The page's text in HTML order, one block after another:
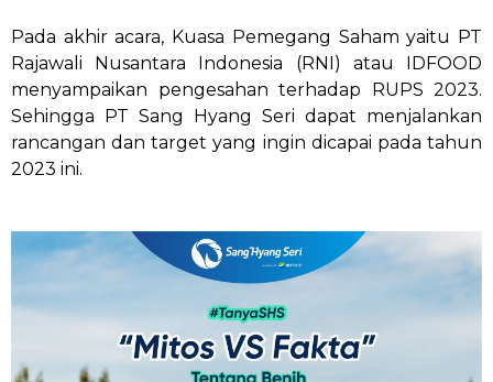
Pada akhir acara, Kuasa Pemegang Saham yaitu PT
Rajawali Nusantara Indonesia (RNI) atau IDFOOD
menyampaikan pengesahan terhadap RUPS 2023.
Sehingga PT Sang Hyang Seri dapat menjalankan
rancangan dan target yang ingin dicapai pada tahun
2023 ini.